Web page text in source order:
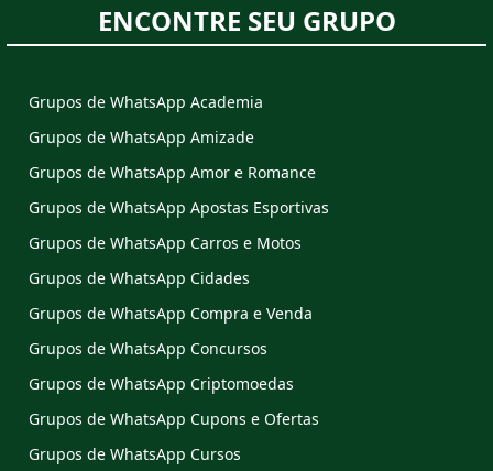
ENCONTRE SEU GRUPO
Grupos de WhatsApp Academia
Grupos de WhatsApp Amizade
Grupos de WhatsApp Amor e Romance
Grupos de WhatsApp Apostas Esportivas
Grupos de WhatsApp Carros e Motos
Grupos de WhatsApp Cidades
Grupos de WhatsApp Compra e Venda
Grupos de WhatsApp Concursos
Grupos de WhatsApp Criptomoedas
Grupos de WhatsApp Cupons e Ofertas
Grupos de WhatsApp Cursos